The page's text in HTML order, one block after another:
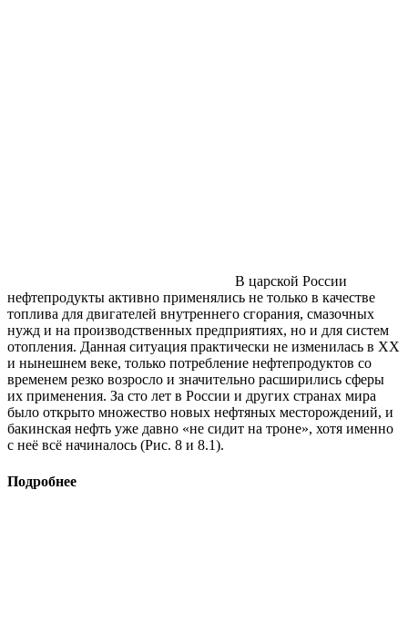
В царской России
нефтепродукты активно применялись не только в качестве
топлива для двигателей внутреннего сгорания, смазочных
нужд и на производственных предприятиях, но и для систем
отопления. Данная ситуация практически не изменилась в ХХ
и нынешнем веке, только потребление нефтепродуктов со
временем резко возросло и значительно расширились сферы
их применения. За сто лет в России и других странах мира
было открыто множество новых нефтяных месторождений, и
бакинская нефть уже давно «не сидит на троне», хотя именно
с неё всё начиналось (Рис. 8 и 8.1).
Подробнее